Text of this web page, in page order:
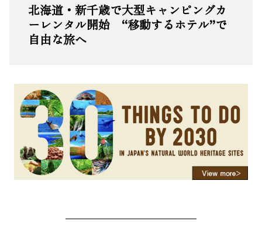
北海道・新千歳で大型キャンピングカ
ーレンタル開始 “移動するホテル”で
自由な旅へ